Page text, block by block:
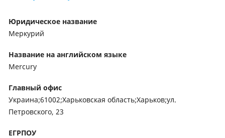
Юридическое название
Меркурий
Название на английском языке
Mercury
Главный офис
Украина;61002;Харьковская область;Харьков;ул.
Петровского, 23
ЕГРПОУ